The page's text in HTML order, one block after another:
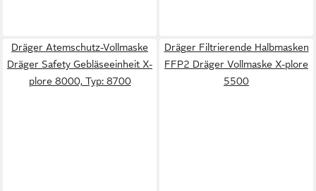
Dräger Atemschutz-Vollmaske
Dräger Safety Gebläseeinheit X-
plore 8000, Typ: 8700
Dräger Filtrierende Halbmasken
FFP2 Dräger Vollmaske X-plore
5500